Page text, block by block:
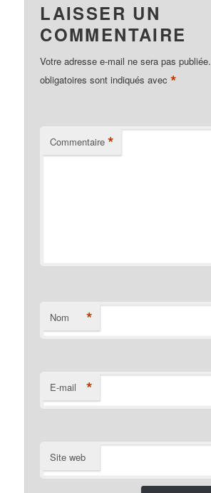
LAISSER UN
COMMENTAIRE
Votre adresse e-mail ne sera pas publiée.
obligatoires sont indiqués avec*
Commentaire *
Nom *
E-mail *
Site web